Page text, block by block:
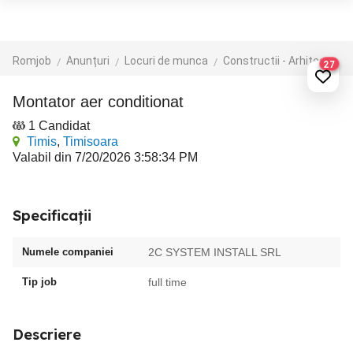
Romjob Anunțuri Locuri de munca Constructii - Arhitectura - Design27
Montator aer conditionat
1 Candidat
Timis, Timisoara
Valabil din 7/20/2026 3:58:34 PM
Specificații
Numele companiei 2C SYSTEM INSTALL SRL
Tip job full time
Descriere